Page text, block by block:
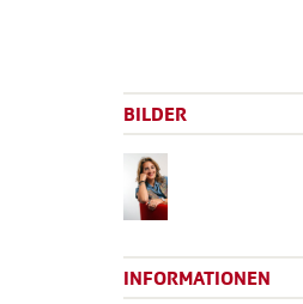
BILDER
INFORMATIONEN